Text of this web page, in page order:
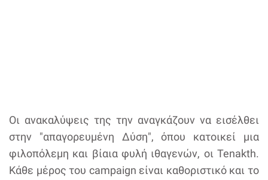
Οι ανακαλύψεις της την αναγκάζουν να εισέλθει
στην "απαγορευμένη Δύση", όπου κατοικεί μια
φιλοπόλεμη και βίαια φυλή ιθαγενών, οι Tenakth.
Κάθε μέρος του campaign είναι καθοριστικό και το